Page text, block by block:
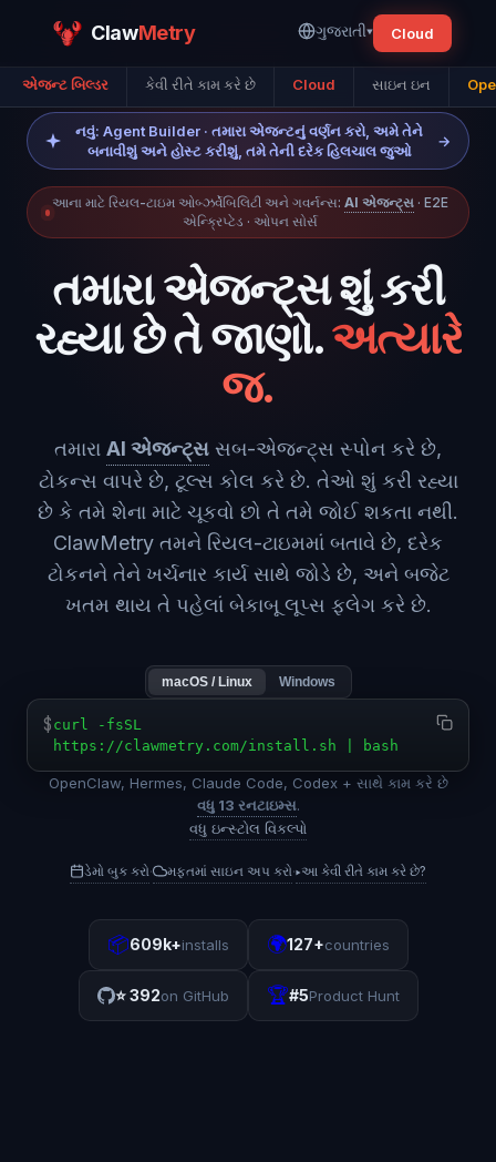
ClawMetry ગુજરાતી▾ Cloud
એજન્ટ બિલ્ડર કેવી રીતે કામ કરે છે Cloud સાઇન ઇન
નવું: Agent Builder · તમારા એજન્ટનું વર્ણન કરો, અમે તેને
બનાવીશું અને હોસ્ટ કરીશું, તમે તેની દરેક હિલચાલ જુઓ
→
આના માટે રિયલ-ટાઇમ ઓબ્ઝર્વેબિલિટી અને ગવર્નન્સ: AI એજન્ટ્સ · E2E
એન્ક્રિપ્ટેડ · ઓપન સોર્સ
તમારા એજન્ટ્સ શું કરી
રહ્યા છે તે જાણો.અત્યારે
જ.
તમારા AI એજન્ટ્સ સબ-એજન્ટ્સ સ્પોન કરે છે,
ટોકન્સ વાપરે છે, ટૂલ્સ કોલ કરે છે. તેઓ શું કરી રહ્યા
છે કે તમે શેના માટે ચૂકવો છો તે તમે જોઈ શકતા નથી.
ClawMetry તમને રિયલ-ટાઇમમાં બતાવે છે, દરેક
ટોકનને તેને ખર્ચનાર કાર્ય સાથે જોડે છે, અને બજેટ
ખતમ થાય તે પહેલાં બેકાબૂ લૂપ્સ ફ્લેગ કરે છે.
macOS / Linux Windows
$ curl -fsSL
https://clawmetry.com/install.sh | bash
OpenClaw, Hermes, Claude Code, Codex + સાથે કામ કરે છે
વધુ 13 રનટાઇમ્સ.
વધુ ઇન્સ્ટોલ વિકલ્પો
ડેમો બુક કરો· મફતમાં સાઇન અપ કરો·▸આ કેવી રીતે કામ કરે છે?
📦609k+installs 🌍127+countries
⭐392on GitHub 🏆#5Product Hunt